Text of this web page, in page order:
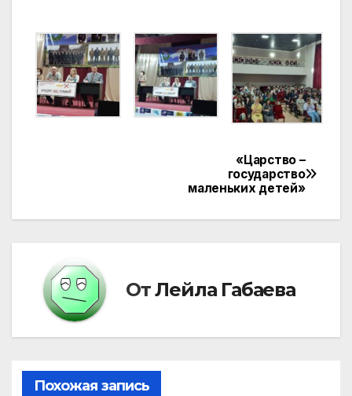
«Царство –
государство
маленьких детей»
ОтЛейла Габаева
Похожая запись